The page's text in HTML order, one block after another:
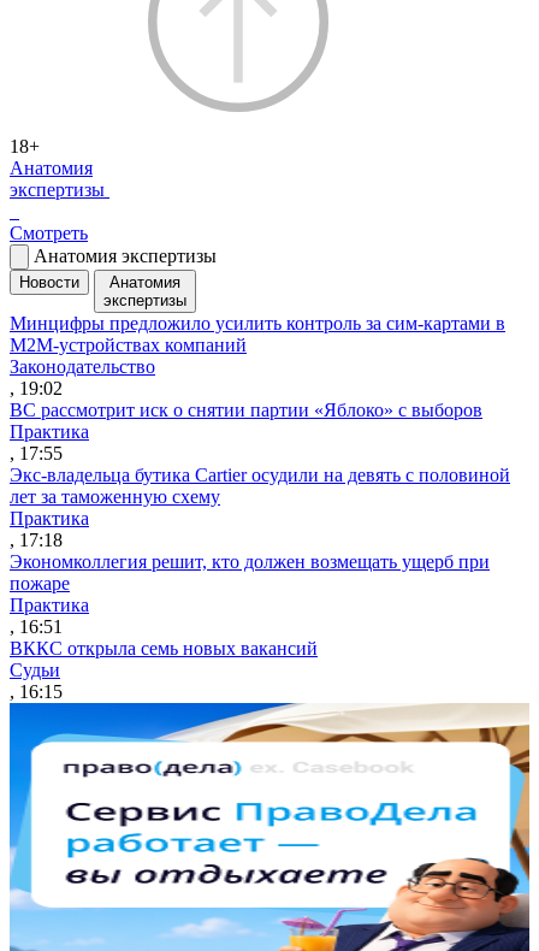
18+
Анатомия
экспертизы
Смотреть
Анатомия экспертизы
Новости
Анатомия
экспертизы
Минцифры предложило усилить контроль за сим-картами в
M2M-устройствах компаний
Законодательство
, 19:02
ВС рассмотрит иск о снятии партии «Яблоко» с выборов
Практика
, 17:55
Экс-владельца бутика Cartier осудили на девять с половиной
лет за таможенную схему
Практика
, 17:18
Экономколлегия решит, кто должен возмещать ущерб при
пожаре
Практика
, 16:51
ВККС открыла семь новых вакансий
Судьи
, 16:15